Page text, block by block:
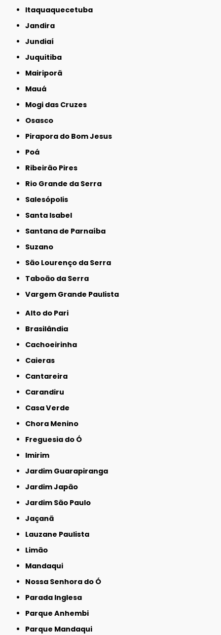
Itaquaquecetuba
Jandira
Jundiaí
Juquitiba
Mairiporã
Mauá
Mogi das Cruzes
Osasco
Pirapora do Bom Jesus
Poá
Ribeirão Pires
Rio Grande da Serra
Salesópolis
Santa Isabel
Santana de Parnaíba
Suzano
São Lourenço da Serra
Taboão da Serra
Vargem Grande Paulista
Alto do Pari
Brasilândia
Cachoeirinha
Caieras
Cantareira
Carandiru
Casa Verde
Chora Menino
Freguesia do Ó
Imirim
Jardim Guarapiranga
Jardim Japão
Jardim São Paulo
Jaçanã
Lauzane Paulista
Limão
Mandaqui
Nossa Senhora do Ó
Parada Inglesa
Parque Anhembi
Parque Mandaqui